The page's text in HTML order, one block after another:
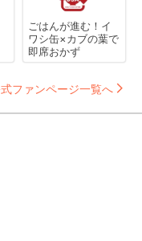
ごはんが進む！イ
ワシ缶×カブの葉で
即席おかず
ファンページ一覧へ